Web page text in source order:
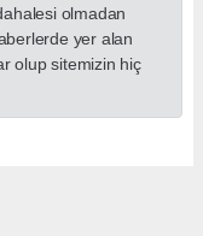
olmadan
yer alan
olup sitemizin hiç